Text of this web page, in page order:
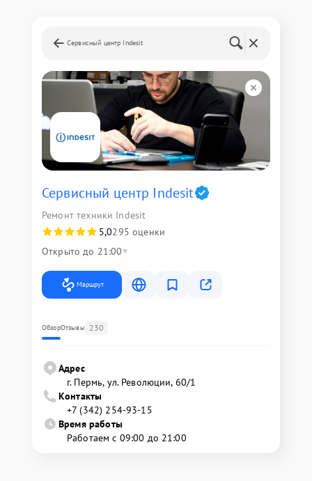
Сервисный центр Indesit
Сервисный центр Indesit
Ремонт техники Indesit
5,0295 оценки
Открыто до 21:00
Маршрут
ОбзорОтзывы 230
Адрес
г. Пермь, ул. ​Революции, 60/1
Контакты
+7 (342) 254-93-15
Время работы
Работаем с 09:00 до 21:00